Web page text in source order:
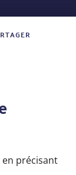
précisant